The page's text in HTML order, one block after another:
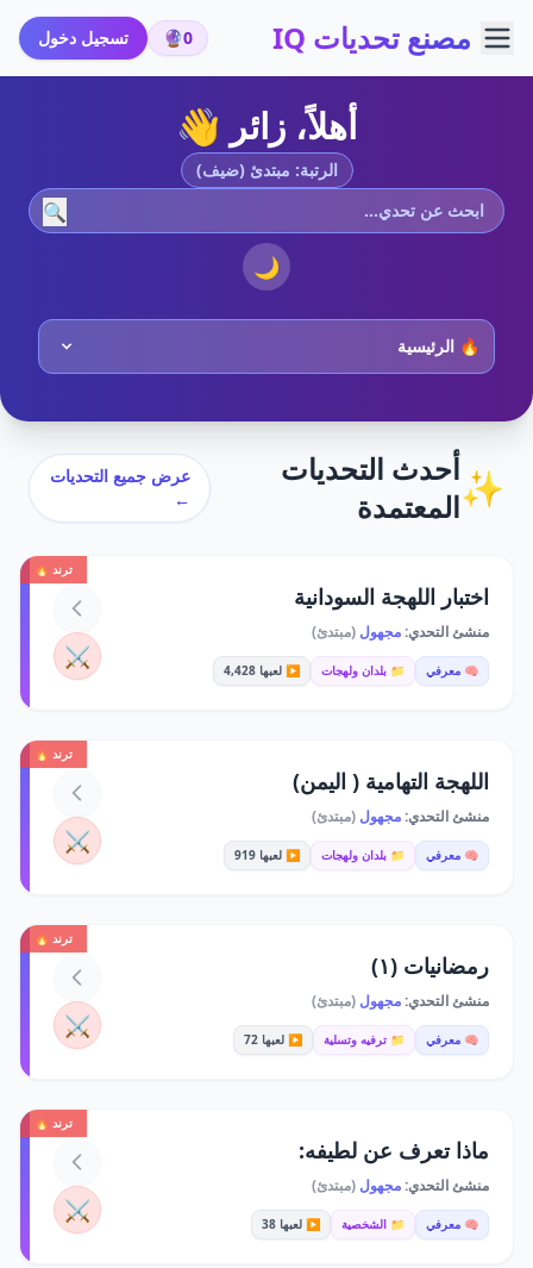
مصنع تحديات IQ 0
🔮 تسجيل دخول
أهلاً، زائر 👋
الرتبة: مبتدئ (ضيف)
🔍
🌙
✨أحدث التحديات
المعتمدة
عرض جميع التحديات
←
ترند 🔥
اختبار اللهجة السودانية
منشئ التحدي:مجهول (مبتدئ)
🧠 معرفي 📁 بلدان ولهجات ▶️ لعبها 4,428 ⚔️
ترند 🔥
اللهجة التهامية ( اليمن)
منشئ التحدي:مجهول (مبتدئ)
🧠 معرفي 📁 بلدان ولهجات ▶️ لعبها 919 ⚔️
ترند 🔥
رمضانيات (١)
منشئ التحدي:مجهول (مبتدئ)
🧠 معرفي 📁 ترفيه وتسلية ▶️ لعبها 72 ⚔️
ترند 🔥
ماذا تعرف عن لطيفه:
منشئ التحدي:مجهول (مبتدئ)
🧠 معرفي 📁 الشخصية ▶️ لعبها 38 ⚔️